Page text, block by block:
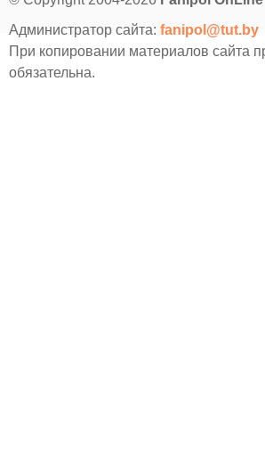
Администратор сайта: fanipol@tut.by
При копировании материалов сайта
обязательна.